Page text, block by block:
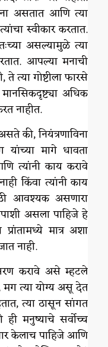
असतात आणि त्या
स्वीकार करतात.
असल्यामुळे त्या
आपल्या मनाची
त्या गोष्टीला फारसे
अधिक
नाहीत.
की, नियंत्रणाविना
यांच्या मागे धावता
त्यांनी काय करावे
किंवा त्यांनी काय
आवश्यक असणारा
असला पाहिजे हे
मात्र अशा
नाही.
करावे असे म्हटले
मग त्या योग्य असू देत
त्या ठासून सांगत
मनुष्याचे सर्वोच्च
केलाच पाहिजे आणि